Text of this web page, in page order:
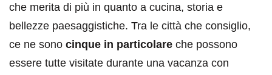
che merita di più in quanto a cucina, storia e
bellezze paesaggistiche. Tra le città che consiglio,
ce ne sono cinque in particolare che possono
essere tutte visitate durante una vacanza con